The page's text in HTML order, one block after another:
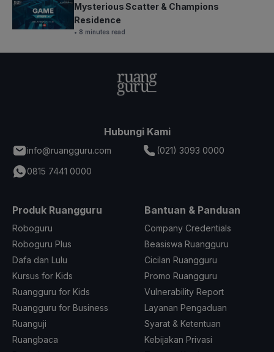
Mysterious Scatter & Champions
Residence
• 8 minutes read
Hubungi Kami
info@ruangguru.com
(021) 3093 0000
0815 7441 0000
Produk Ruangguru
Roboguru
Roboguru Plus
Dafa dan Lulu
Kursus for Kids
Ruangguru for Kids
Ruangguru for Business
Ruanguji
Ruangbaca
Bantuan & Panduan
Company Credentials
Beasiswa Ruangguru
Cicilan Ruangguru
Promo Ruangguru
Vulnerability Report
Layanan Pengaduan
Syarat & Ketentuan
Kebijakan Privasi